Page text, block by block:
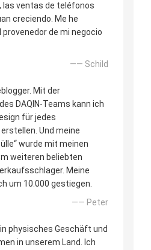
las ventas de teléfonos
creciendo. Me he
de mi negocio
—— Schild
Mit der
DAQIN-Teams kann ich
für jedes
Und meine
wurde mit meinen
weiteren beliebten
Meine
um 10.000 gestiegen.
—— Peter
physisches Geschäft und
in unserem Land. Ich